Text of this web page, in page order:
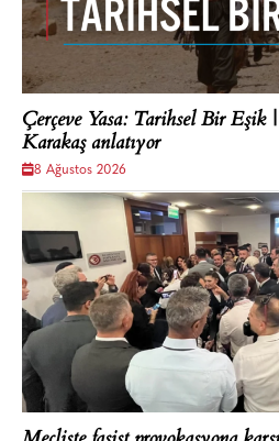
Çerçeve Yasa: Tarihsel Bir Eşik
Karakaş anlatıyor
8 Ağustos 2026